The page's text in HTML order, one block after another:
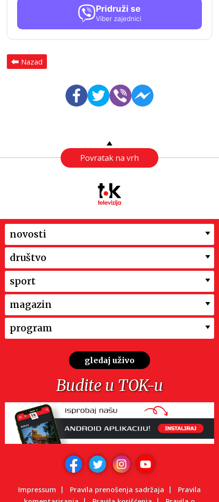
Pridruži se
Viber zajednici
Nazad
Povratak na vrh
novosti
društvo
sport
magazin
program
gledaj uživo
Budite u TOK-u
Impressum Pravila prenošenja sadržaja
Pravila